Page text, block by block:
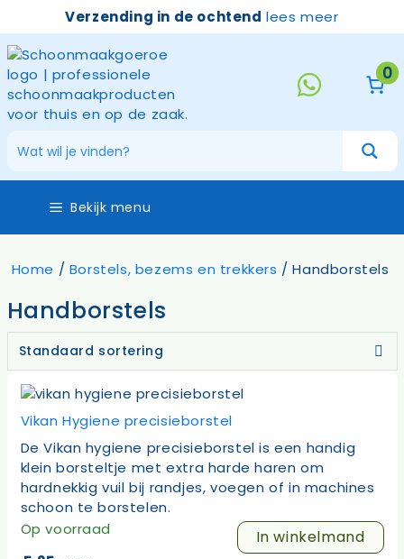
de
inhoud
Verzending in de ochtend lees meer
0
Bekijk menu
Home / Borstels, bezems en trekkers / Handborstels
Handborstels
Vikan Hygiene precisieborstel
De Vikan hygiene precisieborstel is een handig
klein borsteltje met extra harde haren om
hardnekkig vuil bij randjes, voegen of in machines
schoon te borstelen.
Op voorraad
In winkelmand